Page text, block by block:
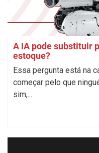
A IA pode substituir
estoque?
Essa pergunta está na
começar pelo que
sim,...